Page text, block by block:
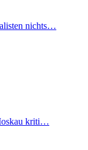
nichts…
kriti…